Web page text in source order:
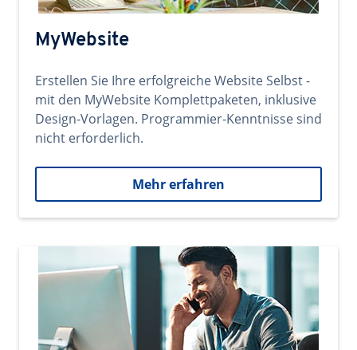
MyWebsite
Erstellen Sie Ihre erfolgreiche Website Selbst -
mit den MyWebsite Komplettpaketen, inklusive
Design-Vorlagen. Programmier-Kenntnisse sind
nicht erforderlich.
Mehr erfahren